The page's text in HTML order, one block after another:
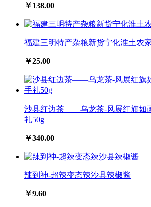
￥138.00
福建三明特产杂粮新货宁化淮土农
￥25.00
沙县红边茶——乌龙茶-风展红旗如
礼50g
￥340.00
辣到神-超辣变态辣沙县辣椒酱
￥9.60